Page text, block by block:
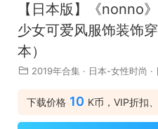
【日本版】《nonno
少女可爱风服饰装饰
本）
2019年合集 · 日本-女性时尚 ·
下载价格 10 K币，VIP折扣